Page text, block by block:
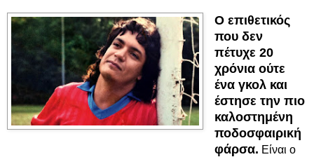
Ο επιθετικός
που δεν
πέτυχε 20
χρόνια ούτε
ένα γκολ και
έστησε την πιο
καλοστημένη
ποδοσφαιρική
φάρσα. Είναι ο